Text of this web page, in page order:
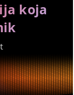
koja